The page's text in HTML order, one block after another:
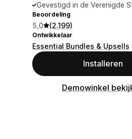
Gevestigd in de Verenigde
Beoordeling
5,0 (2.199)
Ontwikkelaar
Essential Bundles & Upsells
Installeren
Demowinkel